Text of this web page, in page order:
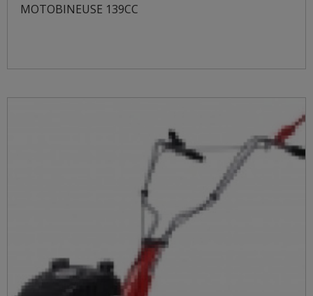
MOTOBINEUSE 139CC